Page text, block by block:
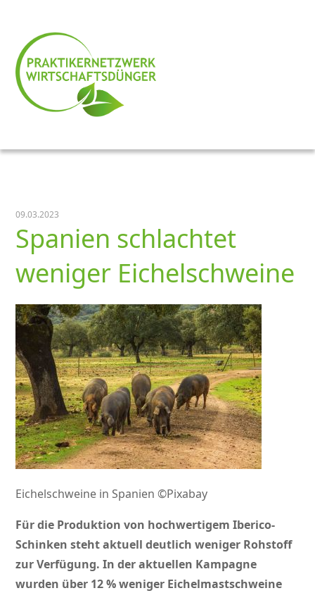
09.03.2023
Spanien schlachtet
weniger Eichelschweine
Eichelschweine in Spanien ©Pixabay
Für die Produktion von hochwertigem Iberico-
Schinken steht aktuell deutlich weniger Rohstoff
zur Verfügung. In der aktuellen Kampagne
wurden über 12 % weniger Eichelmastschweine